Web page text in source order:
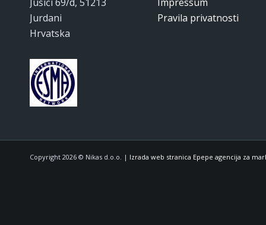
Jurdani
Hrvatska
Pravila privatnosti
Copyright 2026 © Nikas d.o.o. | Izrada web stranica Epepe agencija za